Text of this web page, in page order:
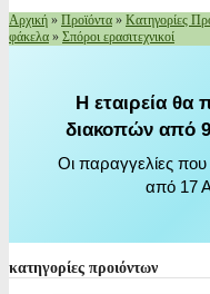
Αρχική » Προϊόντα » Κατηγορίες
φάκελα » Σπόροι ερασιτεχνικοί
Η εταιρεία θα
διακοπών από
Οι παραγγελίες
από 17
κατηγορίες προιόντων